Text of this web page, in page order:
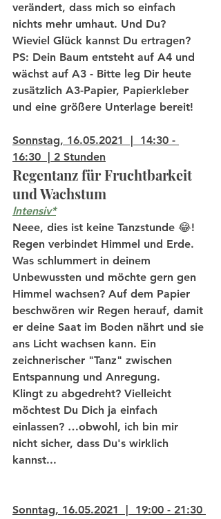
verändert, dass mich so einfach
nichts mehr umhaut. Und Du?
Wieviel Glück kannst Du ertragen?
PS: Dein Baum entsteht auf A4 und
wächst auf A3 - Bitte leg Dir heute
zusätzlich A3-Papier, Papierkleber
und eine größere Unterlage bereit!
Sonnstag, 16.05.2021  |  14:30 -
16:30  | 2 Stunden
Regentanz für Fruchtbarkeit
und Wachstum
Intensiv*
Neee, dies ist keine Tanzstunde 😂!
Regen verbindet Himmel und Erde.
Was schlummert in deinem
Unbewussten und möchte gern gen
Himmel wachsen? Auf dem Papier
beschwören wir Regen herauf, damit
er deine Saat im Boden nährt und sie
ans Licht wachsen kann. Ein
zeichnerischer "Tanz" zwischen
Entspannung und Anregung.
Klingt zu abgedreht? Vielleicht
möchtest Du Dich ja einfach
einlassen? …obwohl, ich bin mir
nicht sicher, dass Du's wirklich
kannst...
Sonntag, 16.05.2021  |  19:00 - 21:30